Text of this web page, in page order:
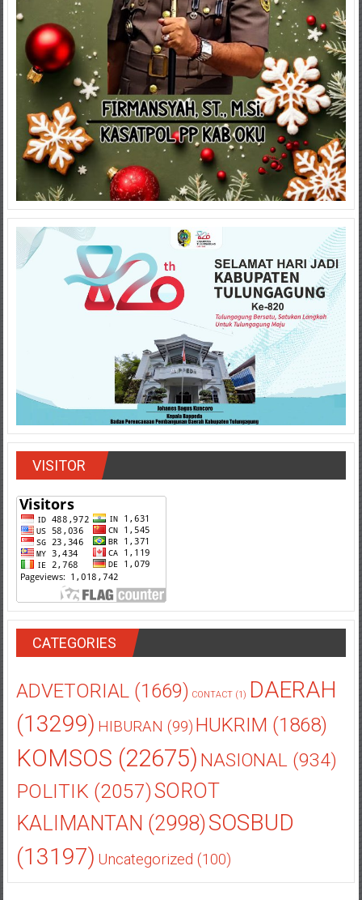
VISITOR
CATEGORIES
ADVETORIAL(1669) CONTACT(1) DAERAH
(13299) HIBURAN (99) HUKRIM (1868)
KOMSOS (22675) NASIONAL(934)
POLITIK(2057)SOROT
KALIMANTAN (2998)SOSBUD
(13197) Uncategorized (100)